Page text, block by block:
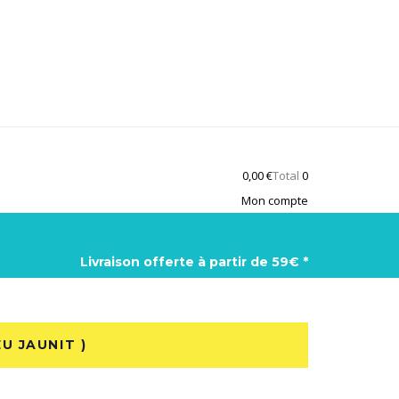
0,00€Total 0
Mon compte
Livraison offerte à partir de 59€ *
JAUNIT )